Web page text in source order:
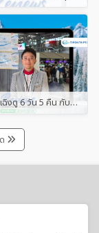
รีวิวทริปจีน เฉิงตู 6 วัน 5 คืน กับ “ทิป ออน ทริป ทัวร์”